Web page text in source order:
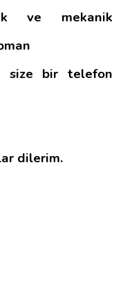
ve mekanik
size bir telefon
dilerim.